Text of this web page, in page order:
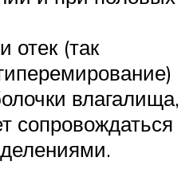
отек (так
влагалища,
сопровождаться